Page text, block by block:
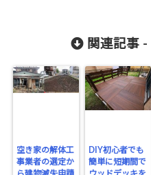
関連記事 -
空き家の解体工
事業者の選定か
DIY初心者でも
簡単に短期間で